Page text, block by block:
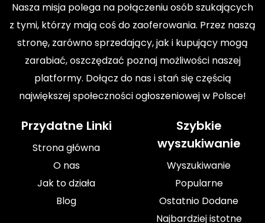
Nasza misja polega na połączeniu osób szukających
z tymi, którzy mają coś do zaoferowania. Przez naszą
stronę, zarówno sprzedający, jak i kupujący mogą
zarabiać, oszczędzać poznaj możliwości naszej
platformy. Dołącz do nas i stań się częścią
największej społeczności ogłoszeniowej w Polsce!
Przydatne Linki
Strona główna
O nas
Jak to działa
Blog
Szybkie
wyszukiwanie
Wyszukiwanie
Popularne
Ostatnio Dodane
Najbardziej istotne